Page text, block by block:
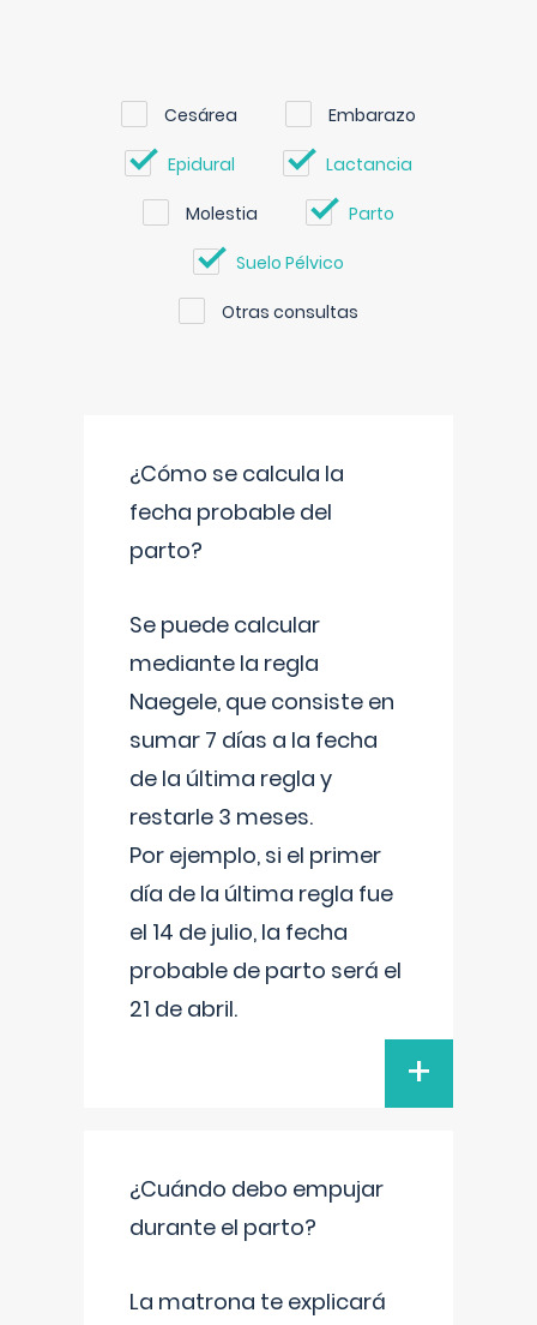
Cesárea Embarazo
Epidural Lactancia
Molestia Parto
Suelo Pélvico
Otras consultas
¿Cómo se calcula la
fecha probable del
parto?
Se puede calcular
mediante la regla
Naegele, que consiste en
sumar 7 días a la fecha
de la última regla y
restarle 3 meses.
Por ejemplo, si el primer
día de la última regla fue
el 14 de julio, la fecha
probable de parto será el
21 de abril.
+
¿Cuándo debo empujar
durante el parto?
La matrona te explicará